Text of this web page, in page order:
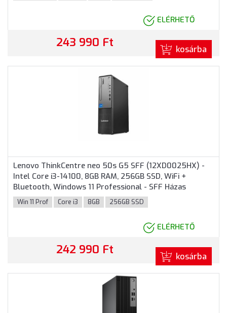
ELÉRHETŐ
243 990 Ft kosárba
Lenovo ThinkCentre neo 50s G5 SFF (12XD0025HX) -
Intel Core i3-14100, 8GB RAM, 256GB SSD, WiFi +
Bluetooth, Windows 11 Professional - SFF Házas
számítógép
Win 11 Prof Core i3 8GB 256GB SSD
ELÉRHETŐ
242 990 Ft kosárba